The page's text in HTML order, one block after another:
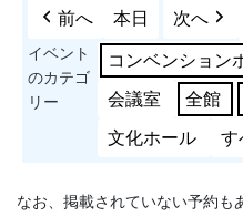
前へ 本日 次へ
イベント
のカテゴ
リー
コンベンション
会議室 全館
文化ホール す
なお、掲載されていない予約も